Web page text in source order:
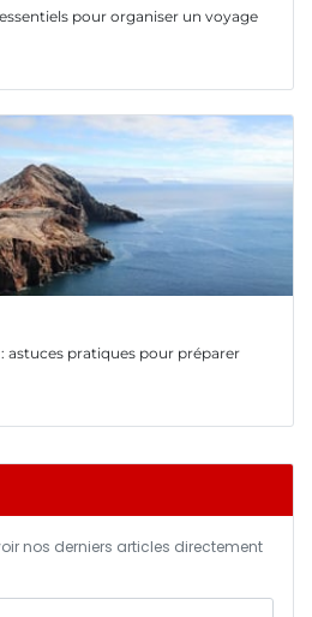
pour organiser un voyage
astuces pratiques pour préparer
nos derniers articles directement